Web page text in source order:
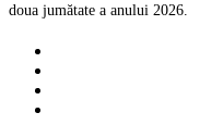
doua jumătate a anului 2026.